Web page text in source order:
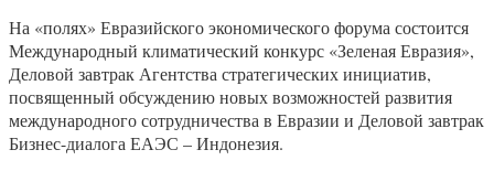
На «полях» Евразийского экономического форума состоится
Международный климатический конкурс «Зеленая Евразия»,
Деловой завтрак Агентства стратегических инициатив,
посвященный обсуждению новых возможностей развития
международного сотрудничества в Евразии и Деловой завтрак
Бизнес-диалога ЕАЭС – Индонезия.